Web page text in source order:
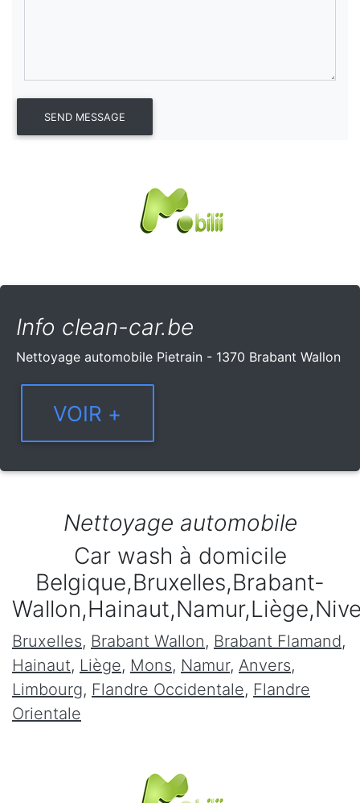
Info clean-car.be
Nettoyage automobile Pietrain - 1370 Brabant Wallon
Nettoyage automobile
Car wash à domicile
Belgique,Bruxelles,Brabant-
Bruxelles, Brabant Wallon, Brabant Flamand,
Hainaut, Liège, Mons, Namur, Anvers,
Limbourg, Flandre Occidentale, Flandre
Orientale